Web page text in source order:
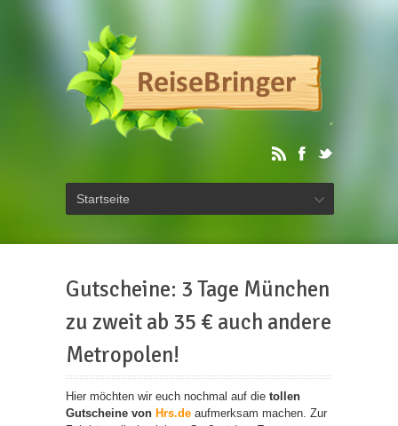
Startseite
Gutscheine: 3 Tage München
zu zweit ab 35 € auch andere
Metropolen!
Hier möchten wir euch nochmal auf die tollen
Gutscheine von Hrs.de aufmerksam machen. Zur